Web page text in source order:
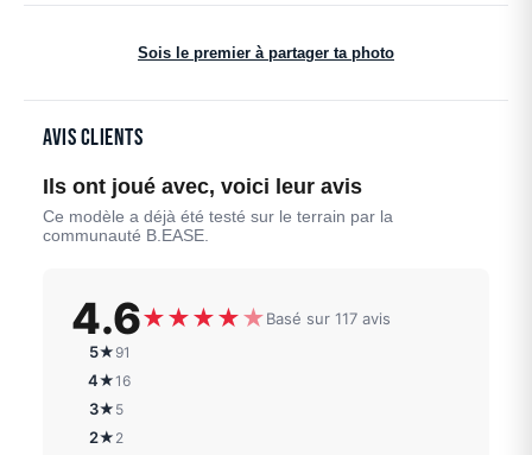
Sois le premier à partager ta photo
Avis clients
Ils ont joué avec, voici leur avis
Ce modèle a déjà été testé sur le terrain par la
communauté B.EASE.
4.6★★★★★Basé sur 117 avis
5★ 91
4★16
3★ 5
2★ 2